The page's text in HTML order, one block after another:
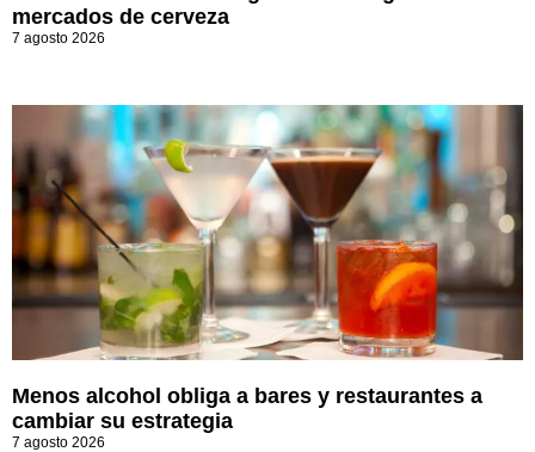
mercados de cerveza
7 agosto 2026
Menos alcohol obliga a bares y restaurantes a
cambiar su estrategia
7 agosto 2026